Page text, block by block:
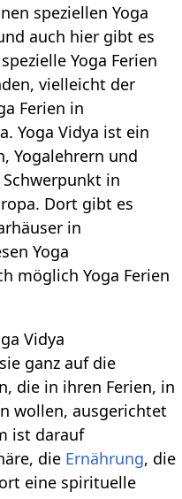
speziellen Yoga
auch hier gibt es
Yoga Ferien
vielleicht der
Ferien in
Yoga Vidya ist ein
Yogalehrern und
in
Dort gibt es
in
Yoga
möglich Yoga Ferien
Vidya
ganz auf die
die in ihren Ferien, in
wollen, ausgerichtet
ist darauf
die Ernährung, die
eine spirituelle